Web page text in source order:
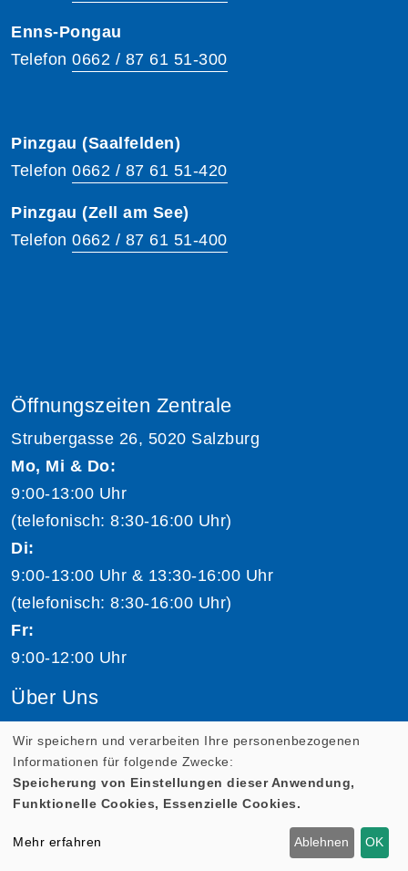
Enns-Pongau
Telefon 0662 / 87 61 51-300
Pinzgau (Saalfelden)
Telefon 0662 / 87 61 51-420
Pinzgau (Zell am See)
Telefon 0662 / 87 61 51-400
Öffnungszeiten Zentrale
Strubergasse 26, 5020 Salzburg
Mo, Mi & Do:
9:00-13:00 Uhr
(telefonisch: 8:30-16:00 Uhr)
Di:
9:00-13:00 Uhr & 13:30-16:00 Uhr
(telefonisch: 8:30-16:00 Uhr)
Fr:
9:00-12:00 Uhr
Über Uns
Team Volkshochschule Salzburg
Jobs
Kursleiter:in werden
Wir speichern und verarbeiten Ihre personenbezogenen
Informationen für folgende Zwecke:
Speicherung von Einstellungen dieser Anwendung,
Funktionelle Cookies, Essenzielle Cookies.
Mehr erfahren Ablehnen OK